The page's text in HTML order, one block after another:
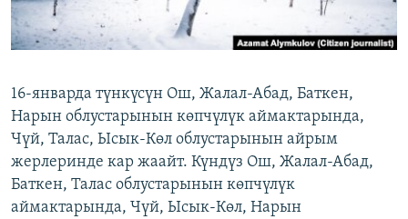
ЭЕ/АРнун бардык сайттары
16-январда түнкүсүн Ош, Жалал-Абад, Баткен,
Нарын облустарынын көпчүлүк аймактарында,
Чүй, Талас, Ысык-Көл облустарынын айрым
жерлеринде кар жаайт. Күндүз Ош, Жалал-Абад,
Баткен, Талас облустарынын көпчүлүк
аймактарында, Чүй, Ысык-Көл, Нарын